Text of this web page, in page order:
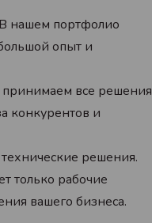
нашем портфолио
опыт и
все решения
конкурентов и
решения.
только рабочие
вашего бизнеса.